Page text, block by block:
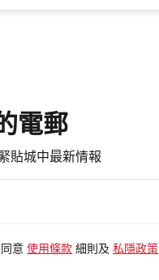
電郵
貼城中最新情報
意 使用條款 細則及 私隱政策